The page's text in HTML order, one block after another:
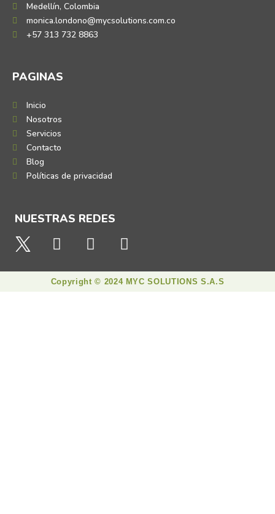
Medellín, Colombia
monica.londono@mycsolutions.com.co
+57 313 732 8863
PAGINAS
Inicio
Nosotros
Servicios
Contacto
Blog
Políticas de privacidad
NUESTRAS REDES
Copyright © 2024 MYC SOLUTIONS S.A.S